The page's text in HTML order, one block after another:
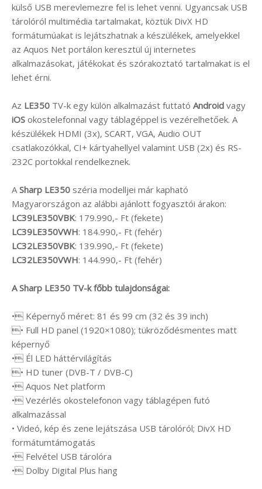
külső USB merevlemezre fel is lehet venni. Ugyancsak USB
tárolóról multimédia tartalmakat, köztük DivX HD
formátumúakat is lejátszhatnak a készülékek, amelyekkel
az Aquos Net portálon keresztül új internetes
alkalmazásokat, játékokat és szórakoztató tartalmakat is el
lehet érni.
Az LE350 TV-k egy külön alkalmazást futtató Android vagy
iOS okostelefonnal vagy táblagéppel is vezérelhetőek. A
készülékek HDMI (3x), SCART, VGA, Audio OUT
csatlakozókkal, CI+ kártyahellyel valamint USB (2x) és RS-
232C portokkal rendelkeznek.
A Sharp LE350 széria modelljei már kapható
Magyarországon az alábbi ajánlott fogyasztói árakon:
LC39LE350VBK: 179.990,- Ft (fekete)
LC39LE350VWH: 184.990,- Ft (fehér)
LC32LE350VBK: 139.990,- Ft (fekete)
LC32LE350VWH: 144.990,- Ft (fehér)
A Sharp LE350 TV-k főbb tulajdonságai:
• Képernyő méret: 81 és 99 cm (32 és 39 inch)
• Full HD panel (1920×1080); tükröződésmentes matt
képernyő
• Él LED háttérvilágítás
• HD tuner (DVB-T / DVB-C)
• Aquos Net platform
• Vezérlés okostelefonon vagy táblagépen futó
alkalmazással
• Videó, kép és zene lejátszása USB tárolóról; DivX HD
formátumtámogatás
• Felvétel USB tárolóra
• Dolby Digital Plus hang